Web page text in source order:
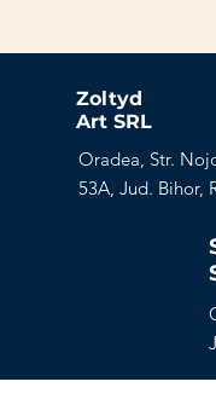
Zoltyd
Art SRL
Oradea, Str.
53A, Jud. Bihor,